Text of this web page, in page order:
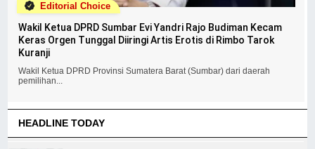
Editorial Choice
Wakil Ketua DPRD Sumbar Evi Yandri Rajo Budiman Kecam
Keras Orgen Tunggal Diiringi Artis Erotis di Rimbo Tarok
Kuranji
Wakil Ketua DPRD Provinsi Sumatera Barat (Sumbar) dari daerah
pemilihan...
HEADLINE TODAY